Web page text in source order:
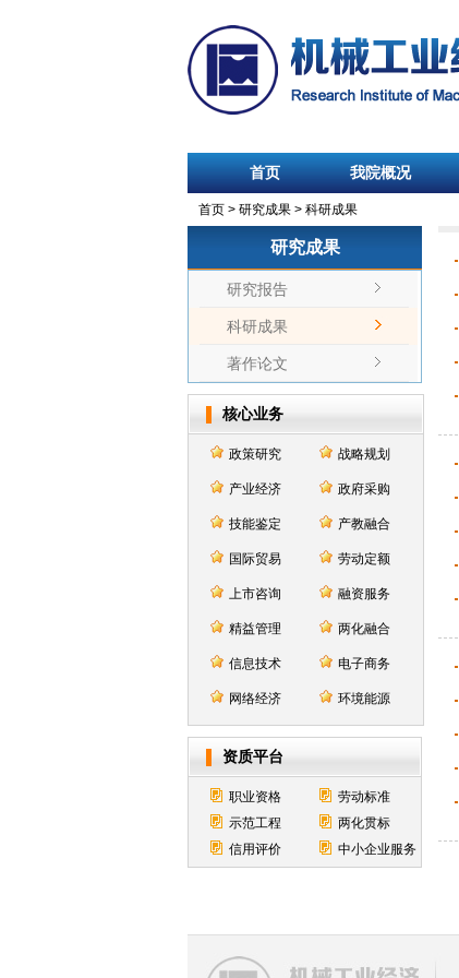
首页 我院概况
首页 > 研究成果 > 科研成果
研究成果
研究报告
科研成果
著作论文
核心业务
政策研究 战略规划
产业经济 政府采购
技能鉴定 产教融合
国际贸易 劳动定额
上市咨询 融资服务
精益管理 两化融合
信息技术 电子商务
网络经济 环境能源
资质平台
职业资格
劳动标准
示范工程
两化贯标
信用评价
中小企业服务